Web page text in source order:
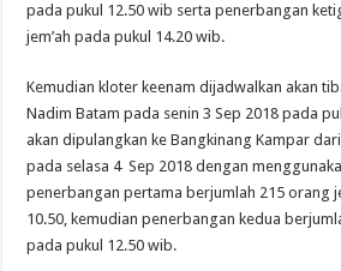
pada pukul 12.50 wib serta penerbangan
jem’ah pada pukul 14.20 wib.
Kemudian kloter keenam dijadwalkan akan
Nadim Batam pada senin 3 Sep 2018 pada
akan dipulangkan ke Bangkinang Kampar
pada selasa 4 Sep 2018 dengan
penerbangan pertama berjumlah 215 orang
10.50, kemudian penerbangan kedua
pada pukul 12.50 wib.